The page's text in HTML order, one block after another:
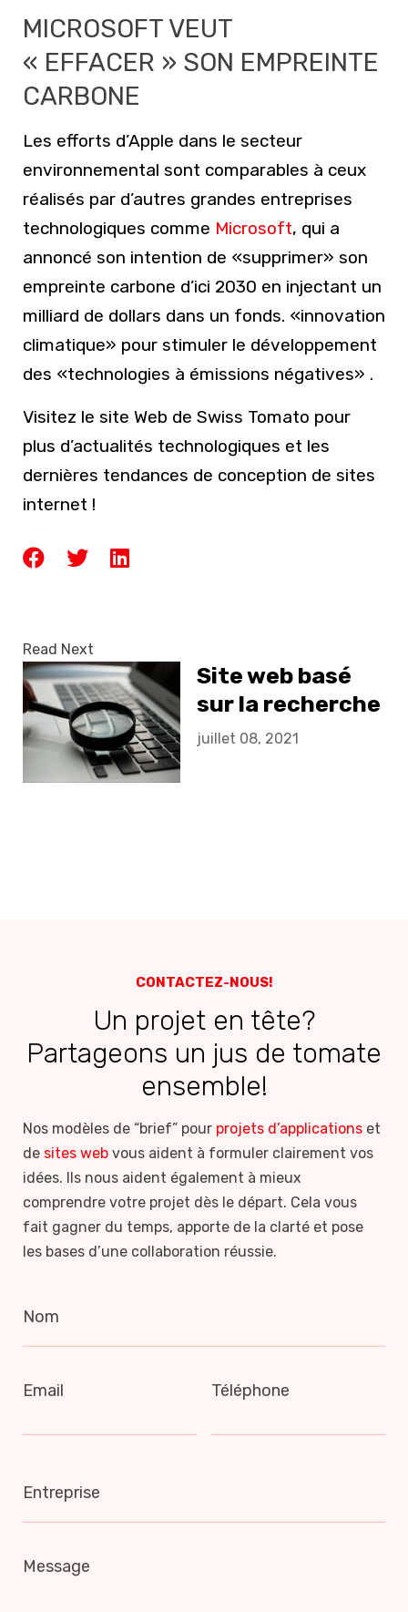
MICROSOFT VEUT
« EFFACER » SON EMPREINTE
CARBONE
Les efforts d’Apple dans le secteur
environnemental sont comparables à ceux
réalisés par d’autres grandes entreprises
technologiques comme Microsoft, qui a
annoncé son intention de «supprimer» son
empreinte carbone d’ici 2030 en injectant un
milliard de dollars dans un fonds. «innovation
climatique» pour stimuler le développement
des «technologies à émissions négatives» .
Visitez le site Web de Swiss Tomato pour
plus d’actualités technologiques et les
dernières tendances de conception de sites
internet !
Read Next
Site web basé
sur la recherche
juillet 08, 2021
CONTACTEZ-NOUS!
Un projet en tête?
Partageons un jus de tomate
ensemble!
Nos modèles de “brief” pour projets d’applications et
de sites web vous aident à formuler clairement vos
idées. Ils nous aident également à mieux
comprendre votre projet dès le départ. Cela vous
fait gagner du temps, apporte de la clarté et pose
les bases d’une collaboration réussie.
Nom
Email Téléphone
Entreprise
Message